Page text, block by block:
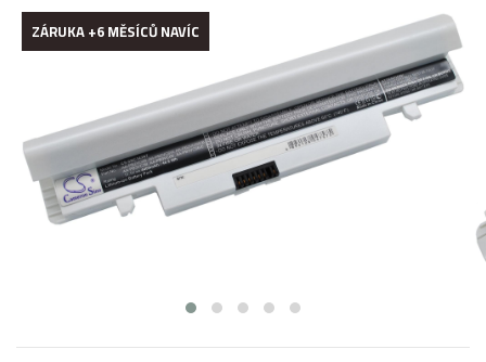
ZÁRUKA +6 MĚSÍCŮ NAVÍC